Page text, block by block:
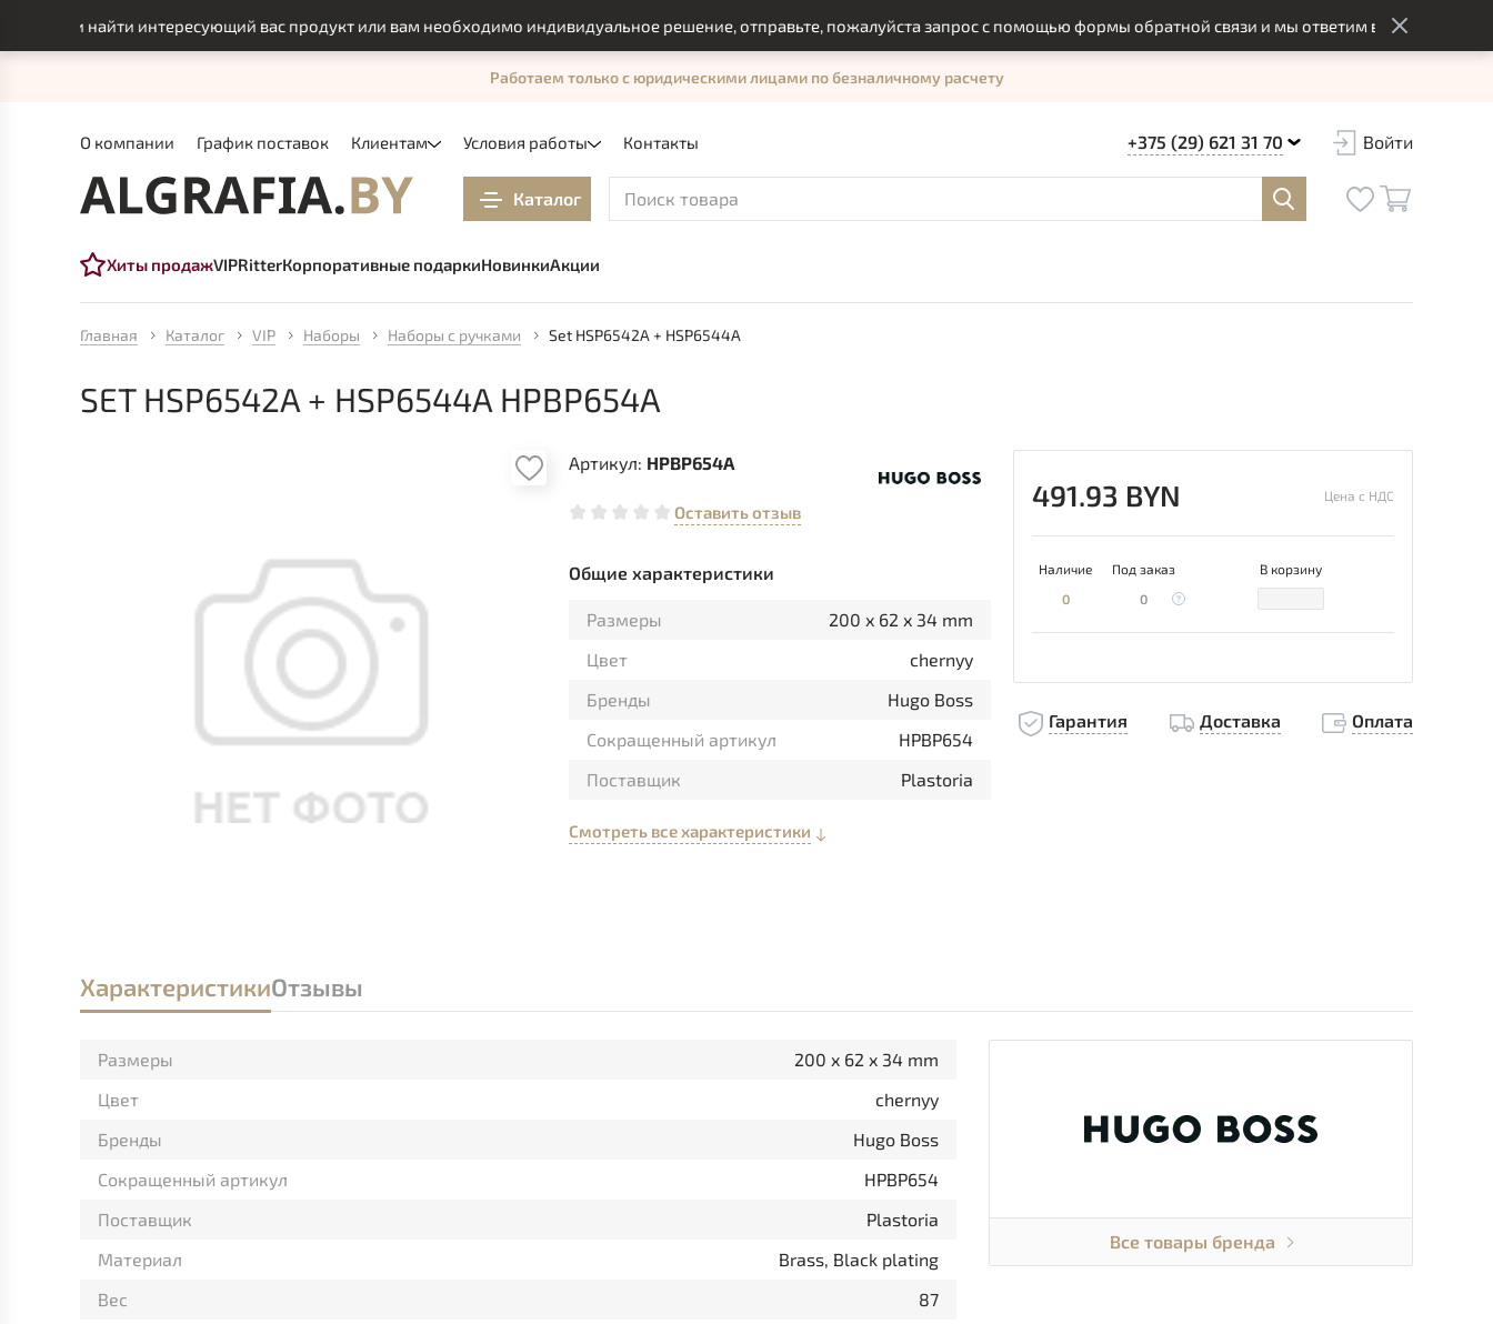
найти интересующий вас продукт или вам необходимо индивидуальное решение, отправьте, пожалуйста запрос с помощью формы обратной связи и мы ответим вам в оптимальный
О компании График поставок Клиентам Условия работы Контакты
Работаем только с юридическими лицами по безналичному расчету
+375 (29) 621 31 70 Войти
Каталог
Хиты продажVIPRitterКорпоративные подаркиНовинкиАкции
Главная Каталог VIP Наборы Наборы с ручками Set HSP6542A + HSP6544A
SET HSP6542A + HSP6544A HPBP654A
Артикул: HPBP654A
Оставить отзыв
Общие характеристики
Размеры
200 x 62 x 34 mm
Цвет
chernyy
Бренды
Hugo Boss
Сокращенный артикул
HPBP654
Поставщик
Plastoria
Смотреть все характеристики
491.93 BYN Цена с НДС
Наличие Под заказ
В корзину
0
0
Гарантия Доставка Оплата
ХарактеристикиОтзывы
Размеры
200 x 62 x 34 mm
Цвет
chernyy
Бренды
Hugo Boss
Сокращенный артикул
HPBP654
Поставщик
Plastoria
Материал
Brass, Black plating
Вес
87
Все товары бренда